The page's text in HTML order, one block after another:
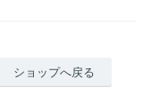
ショップへ戻る